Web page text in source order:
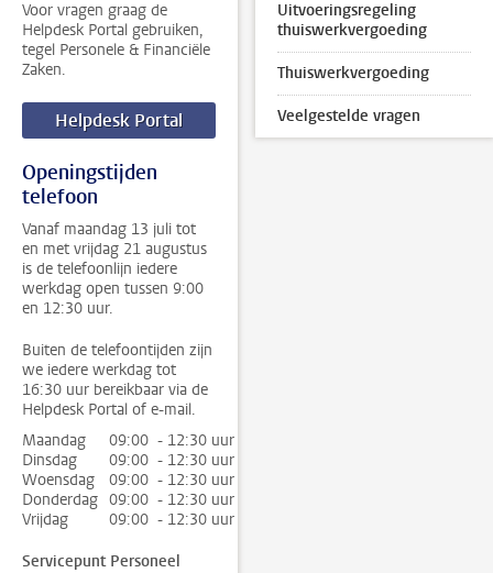
Voor vragen graag de
Helpdesk Portal gebruiken,
tegel Personele & Financiële
Zaken.
Helpdesk Portal
Openingstijden
telefoon
Vanaf maandag 13 juli tot
en met vrijdag 21 augustus
is de telefoonlijn iedere
werkdag open tussen 9:00
en 12:30 uur.
Buiten de telefoontijden zijn
we iedere werkdag tot
16:30 uur bereikbaar via de
Helpdesk Portal of e-mail.
Maandag
09:00 - 12:30 uur
Dinsdag
09:00 - 12:30 uur
Woensdag
09:00 - 12:30 uur
Donderdag 09:00 - 12:30 uur
Vrijdag
09:00 - 12:30 uur
Servicepunt Personeel
Uitvoeringsregeling
thuiswerkvergoeding
Thuiswerkvergoeding
Veelgestelde vragen